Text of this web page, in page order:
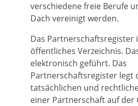
verschiedene freie Berufe
Dach vereinigt werden.
Das Partnerschaftsregister
öffentliches Verzeichnis.
elektronisch geführt. Das
Partnerschaftsregister legt
tatsächlichen und
einer Partnerschaft auf der